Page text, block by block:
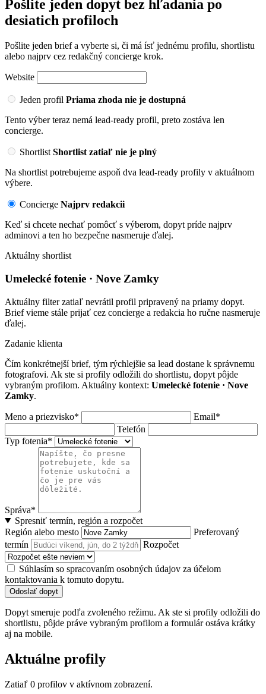
Pošlite jeden dopyt bez hľadania po
desiatich profiloch
Pošlite jeden brief a vyberte si, či má ísť jednému profilu, shortlistu
alebo najprv cez redakčný concierge krok.
Website
Jeden profil Priama zhoda nie je dostupná
Tento výber teraz nemá lead-ready profil, preto zostáva len
concierge.
Shortlist Shortlist zatiaľ nie je plný
Na shortlist potrebujeme aspoň dva lead-ready profily v aktuálnom
výbere.
Concierge Najprv redakcii
Keď si chcete nechať pomôcť s výberom, dopyt príde najprv
adminovi a ten ho bezpečne nasmeruje ďalej.
Aktuálny shortlist
Umelecké fotenie · Nove Zamky
Aktuálny filter zatiaľ nevrátil profil pripravený na priamy dopyt.
Brief vieme stále prijať cez concierge a redakcia ho ručne nasmeruje
ďalej.
Zadanie klienta
Čím konkrétnejší brief, tým rýchlejšie sa lead dostane k správnemu
fotografovi. Ak ste si profily odložili do shortlistu, dopyt pôjde
vybraným profilom. Aktuálny kontext: Umelecké fotenie · Nove
Zamky.
Meno a priezvisko*
Email*
Telefón
Typ fotenia*
Správa*
Spresniť termín, región a rozpočet
Región alebo mesto
Preferovaný
termín
Rozpočet
Súhlasím so spracovaním osobných údajov za účelom
kontaktovania k tomuto dopytu.
Odoslať dopyt
Dopyt smeruje podľa zvoleného režimu. Ak ste si profily odložili do
shortlistu, pôjde práve vybraným profilom a formulár ostáva krátky
aj na mobile.
Aktuálne profily
Zatiaľ 0 profilov v aktívnom zobrazení.